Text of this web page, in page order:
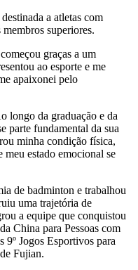
a atletas com
superiores.
graças a um
ao esporte e me
apaixonei pelo
longo da graduação e da
parte fundamental da sua
minha condição física,
meu estado emocional se
de badminton e trabalhou
uma trajetória de
a equipe que conquistou
China para Pessoas com
Jogos Esportivos para
Fujian.